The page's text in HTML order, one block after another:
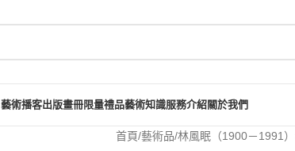
藝術播客出版畫冊限量禮品藝術知識服務介紹關於我們
首頁 藝術品 林風眠（1900－1991